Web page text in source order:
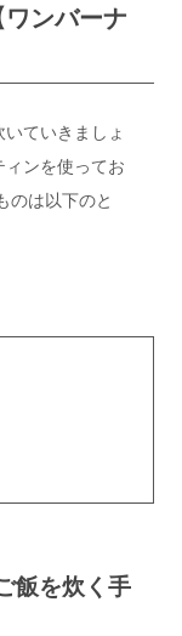
ンバーナ
ていきましょ
ンを使ってお
のは以下のと
飯を炊く手